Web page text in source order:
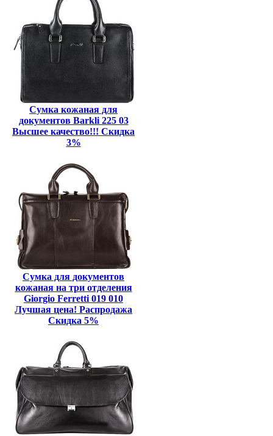
Сумка кожаная для
документов Barkli 225 03
Высшее качество!!! Скидка
3%
Сумка для документов
кожаная на три отделения
Giorgio Ferretti 019 010
Лучшая цена! Распродажа
Скидка 5%